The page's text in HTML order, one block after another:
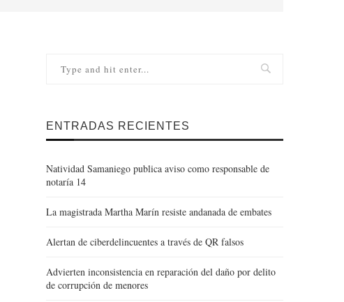
ENTRADAS RECIENTES
Natividad Samaniego publica aviso como responsable de
notaría 14
La magistrada Martha Marín resiste andanada de embates
Alertan de ciberdelincuentes a través de QR falsos
Advierten inconsistencia en reparación del daño por delito
de corrupción de menores